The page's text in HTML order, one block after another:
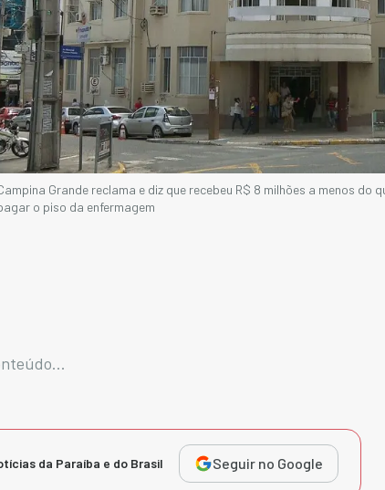
Grande reclama e diz que recebeu R$ 8 milhões a menos do
o piso da enfermagem
da Paraíba e do Brasil Seguir no Google